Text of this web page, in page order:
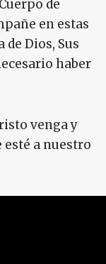
de
en estas
de Dios, Sus
haber
venga y
esté a nuestro